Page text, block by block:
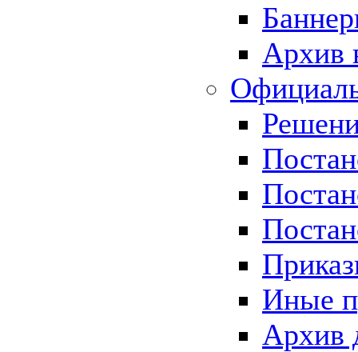
Архив
Иные
Архив